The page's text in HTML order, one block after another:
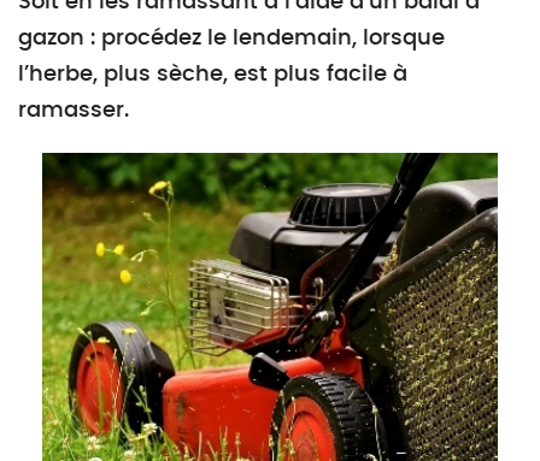
gazon : procédez le lendemain, lorsque
l’herbe, plus sèche, est plus facile à
ramasser.